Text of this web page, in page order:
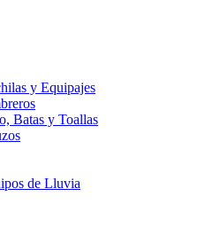
y Equipajes
Batas y Toallas
de Lluvia